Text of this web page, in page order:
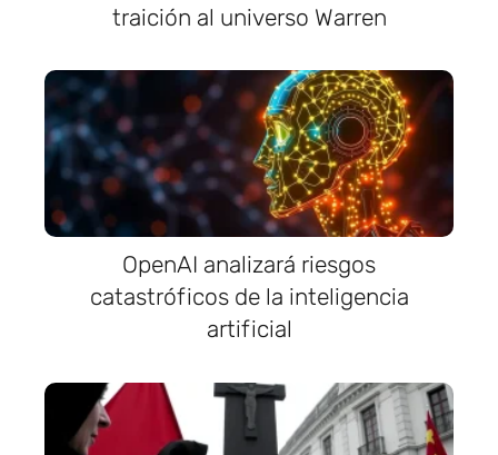
traición al universo Warren
OpenAI analizará riesgos
catastróficos de la inteligencia
artificial